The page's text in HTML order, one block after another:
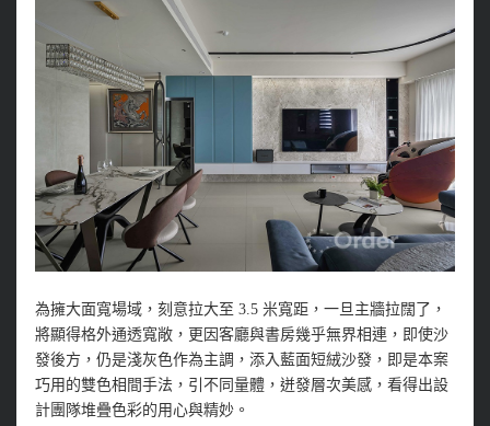
為擁大面寬場域，刻意拉大至 3.5 米寬距，一旦主牆拉闊了，
將顯得格外通透寬敞，更因客廳與書房幾乎無界相連，即使沙
發後方，仍是淺灰色作為主調，添入藍面短絨沙發，即是本案
巧用的雙色相間手法，引不同量體，迸發層次美感，看得出設
計團隊堆疊色彩的用心與精妙。